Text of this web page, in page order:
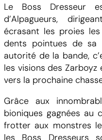
t
é
d
e
O
r
k
B
e
a
Le Boss Dresseur
d’Alpagueurs,
écrasant les proies
dents pointues de sa
autorité de la bande,
les visions des
vers la prochaine
Grâce aux
bioniques gagnées au
frotter aux monstres
les Boss Dresseurs